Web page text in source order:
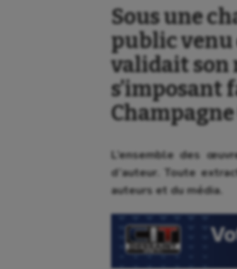
Sous une
public venu
validait son
s’imposant
L’ensemble des
d’auteur. Toute
auteurs et du média.